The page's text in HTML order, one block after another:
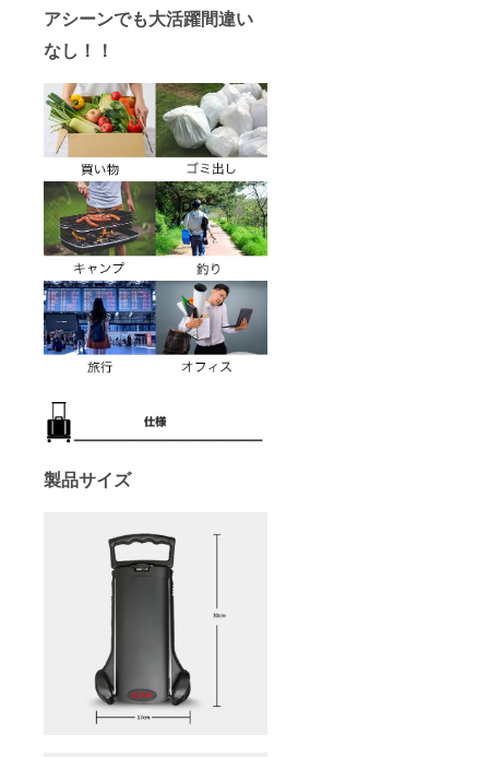
アシーンでも大活躍間違い
なし！！
製品サイズ